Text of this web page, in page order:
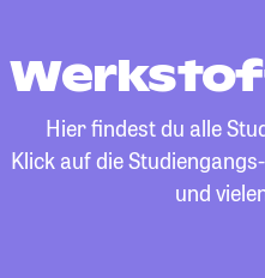
Hier findest du alle
Klick auf die
und